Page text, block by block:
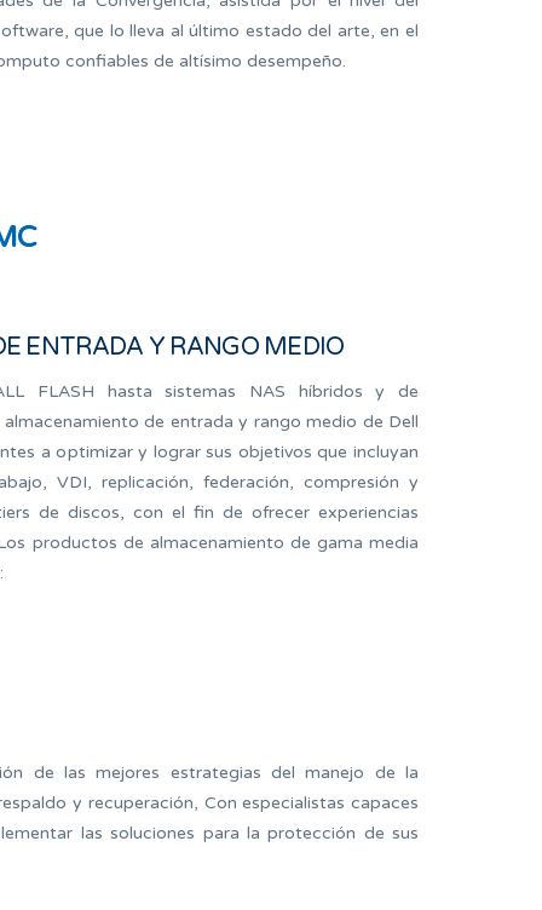
que lo lleva al último estado del arte, en el
confiables de altísimo desempeño.
ENTRADA Y RANGO MEDIO
FLASH hasta sistemas NAS híbridos y de
de entrada y rango medio de Dell
a optimizar y lograr sus objetivos que incluyan
VDI, replicación, federación, compresión y
de discos, con el fin de ofrecer experiencias
productos de almacenamiento de gama media
de las mejores estrategias del manejo de la
y recuperación, Con especialistas capaces
las soluciones para la protección de sus